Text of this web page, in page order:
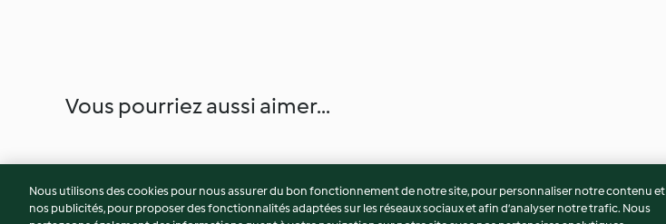
Vous pourriez aussi aimer...
Nous utilisons des cookies pour nous assurer du bon fonctionnement de notre site, pour personnaliser notre contenu et
nos publicités, pour proposer des fonctionnalités adaptées sur les réseaux sociaux et afin d’analyser notre trafic. Nous